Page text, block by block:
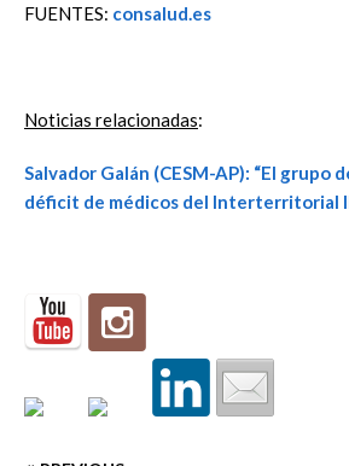
FUENTES: consalud.es
Noticias relacionadas:
Salvador Galán (CESM-AP): “El grupo
déficit de médicos del Interterritorial